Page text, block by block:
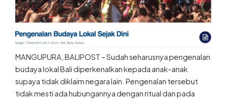
MANGUPURA, BALIPOST – Sudah seharusnya pengenalan
budaya lokal Bali diperkenalkan kepada anak-anak
supaya tidak diklaim negara lain. Pengenalan tersebut
tidak mesti ada hubungannya dengan ritual dan pada